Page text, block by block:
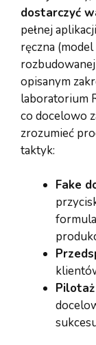
dostarczyć
pełnej
ręczna (model
opisanym
laboratorium
co docelowo
zrozumieć
taktyk:
Fake
Pilotaż